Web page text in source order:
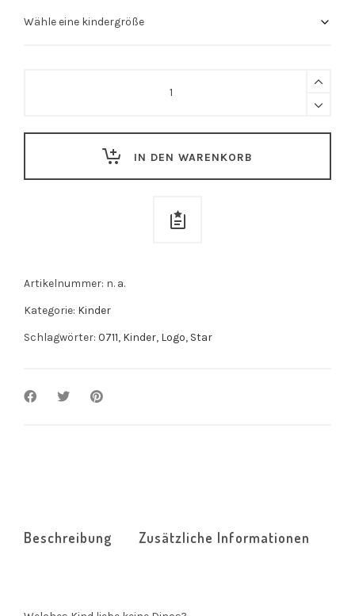
IN DEN WARENKORB
Artikelnummer: n. a.
Kategorie: Kinder
Schlagwörter: 0711, Kinder, Logo, Star
Beschreibung Zusätzliche Informationen